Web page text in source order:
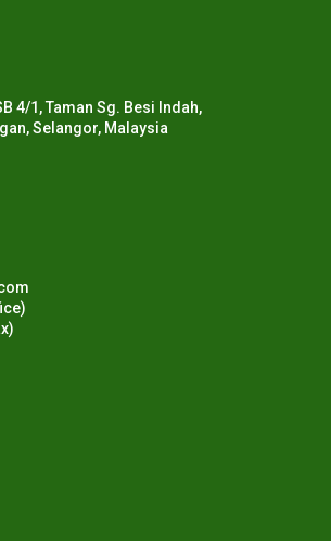
4/1, Taman Sg. Besi Indah,
Selangor, Malaysia